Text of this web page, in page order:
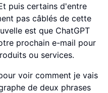
puis certains d'entre
pas câblés de cette
est que ChatGPT
prochain e-mail pour
ou services.
voir comment je vais
de deux phrases